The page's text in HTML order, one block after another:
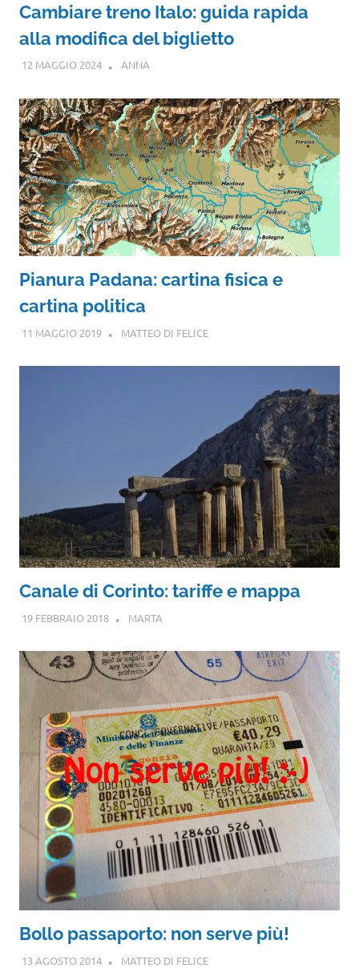
Cambiare treno Italo: guida rapida
alla modifica del biglietto
12 MAGGIO 2024 ANNA
Pianura Padana: cartina fisica e
cartina politica
11 MAGGIO 2019 MATTEO DI FELICE
Canale di Corinto: tariffe e mappa
19 FEBBRAIO 2018 MARTA
Bollo passaporto: non serve più!
13 AGOSTO 2014 MATTEO DI FELICE